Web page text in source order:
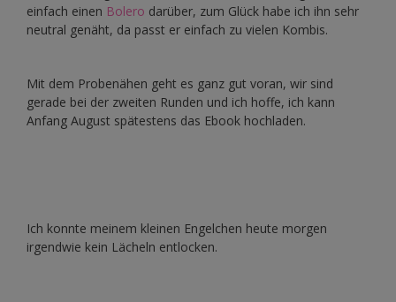
einfach einen Bolero darüber, zum Glück habe ich ihn sehr
neutral genäht, da passt er einfach zu vielen Kombis.
Mit dem Probenähen geht es ganz gut voran, wir sind
gerade bei der zweiten Runden und ich hoffe, ich kann
Anfang August spätestens das Ebook hochladen.
Ich konnte meinem kleinen Engelchen heute morgen
irgendwie kein Lächeln entlocken.